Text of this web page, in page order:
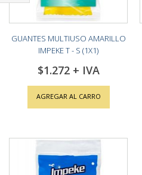
GUANTES MULTIUSO AMARILLO
IMPEKE T - S (1X1)
$1.272
AGREGAR AL CARRO
Shop
By